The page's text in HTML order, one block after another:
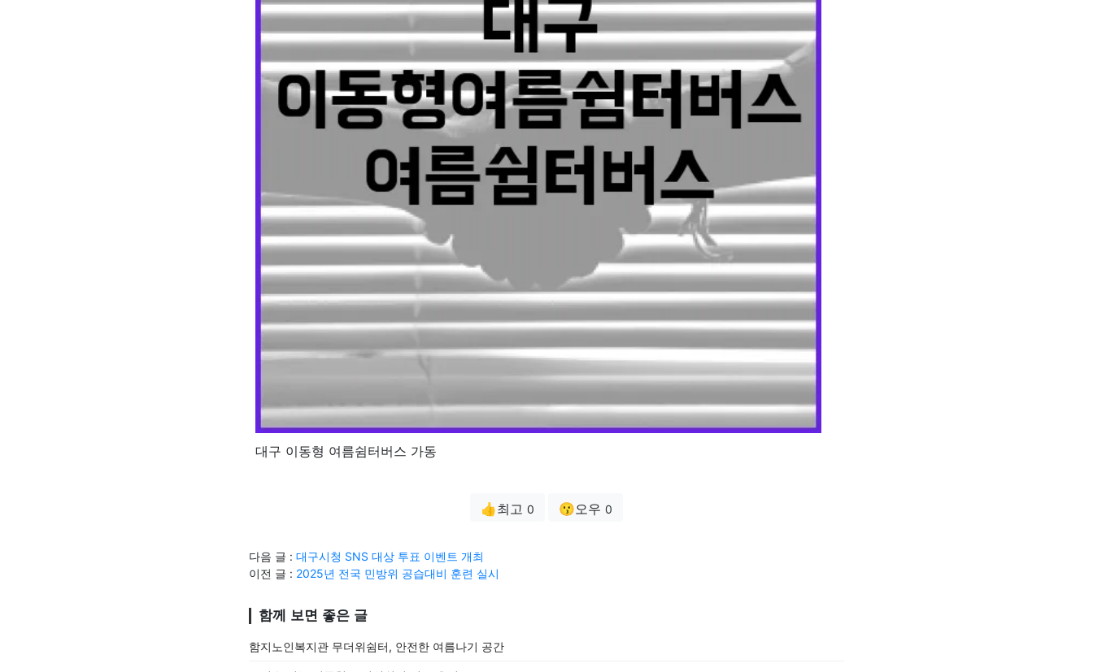
대구 이동형 여름쉼터버스 가동
👍최고 0 😗오우 0
다음 글 : 대구시청 SNS 대상 투표 이벤트 개최
이전 글 : 2025년 전국 민방위 공습대비 훈련 실시
함께 보면 좋은 글
함지노인복지관 무더위쉼터, 안전한 여름나기 공간